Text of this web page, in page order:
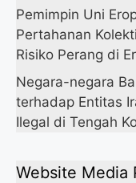
Pemimpin Uni
Pertahanan
Risiko Perang di
Negara-negara
terhadap Entitas
Ilegal di Tengah
Website Media